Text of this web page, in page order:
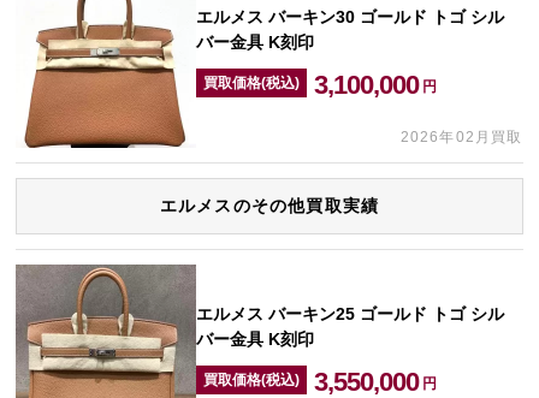
エルメス バーキン30 ゴールド トゴ シル
バー金具 K刻印
買取価格(税込) 3,100,000 円
2026年02月買取
エルメスのその他買取実績
エルメス バーキン25 ゴールド トゴ シル
バー金具 K刻印
買取価格(税込) 3,550,000 円